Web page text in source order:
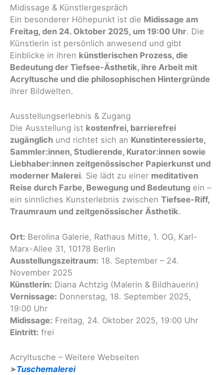
Midissage & Künstlergespräch
Ein besonderer Höhepunkt ist die Midissage am
Freitag, den 24. Oktober 2025, um 19:00 Uhr. Die
Künstlerin ist persönlich anwesend und gibt
Einblicke in ihren künstlerischen Prozess, die
Bedeutung der Tiefsee-Ästhetik, ihre Arbeit mit
Acryltusche und die philosophischen Hintergründe
ihrer Bildwelten.
Ausstellungserlebnis & Zugang
Die Ausstellung ist kostenfrei, barrierefrei
zugänglich und richtet sich an Kunstinteressierte,
Sammler:innen, Studierende, Kurator:innen sowie
Liebhaber:innen zeitgenössischer Papierkunst und
moderner Malerei. Sie lädt zu einer meditativen
Reise durch Farbe, Bewegung und Bedeutung ein –
ein sinnliches Kunsterlebnis zwischen Tiefsee-Riff,
Traumraum und zeitgenössischer Ästhetik.
Ort: Berolina Galerie, Rathaus Mitte, 1. OG, Karl-
Marx-Allee 31, 10178 Berlin
Ausstellungszeitraum: 18. September – 24.
November 2025
Künstlerin: Diana Achtzig (Malerin & Bildhauerin)
Vernissage: Donnerstag, 18. September 2025,
19:00 Uhr
Midissage: Freitag, 24. Oktober 2025, 19:00 Uhr
Eintritt: frei
Acryltusche – Weitere Webseiten
➤Tuschemalerei